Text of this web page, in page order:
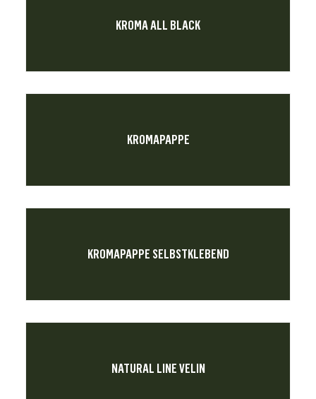
KROMA ALL BLACK
KROMAPAPPE
KROMAPAPPE SELBSTKLEBEND
NATURAL LINE VELIN